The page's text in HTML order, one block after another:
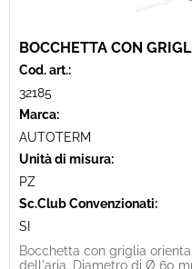
BOCCHETTA CON
Cod. art.:
32185
Marca:
AUTOTERM
Unità di misura:
PZ
Sc.Club Convenzionati:
SI
Bocchetta con griglia
dell'aria. Diametro di Ø 60